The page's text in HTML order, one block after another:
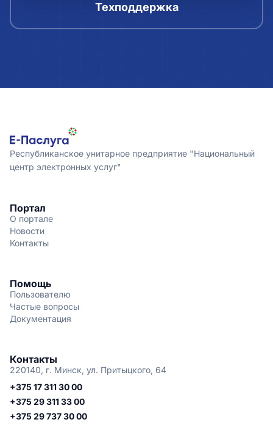
Техподдержка
Республиканское унитарное предприятие "Национальный
центр электронных услуг"
Портал
О портале
Новости
Контакты
Помощь
Пользователю
Частые вопросы
Документация
Контакты
220140, г. Минск, ул. Притыцкого, 64
+375 17 311 30 00
+375 29 311 33 00
+375 29 737 30 00